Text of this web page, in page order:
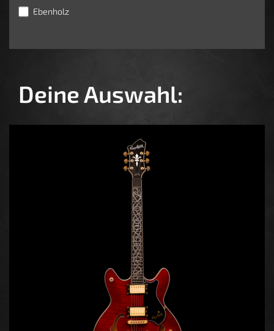
Ebenholz
Deine Auswahl: